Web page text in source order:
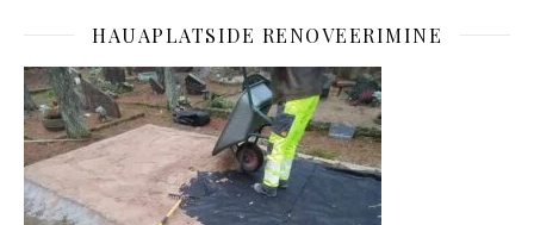
HAUAPLATSIDE RENOVEERIMINE